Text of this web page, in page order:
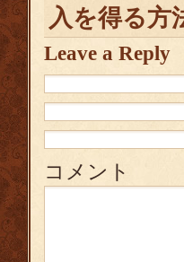
入を得る方
Leave a Reply
コメント